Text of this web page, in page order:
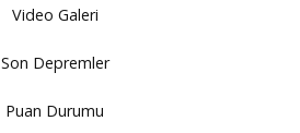
Video Galeri
Son Depremler
Puan Durumu